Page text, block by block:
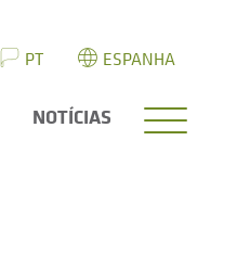
PT ESPANHA
NOTÍCIAS